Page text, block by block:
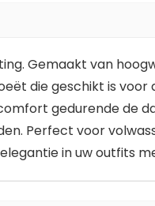
Gemaakt van
die geschikt is voor
gedurende de
Perfect voor
in uw outfits